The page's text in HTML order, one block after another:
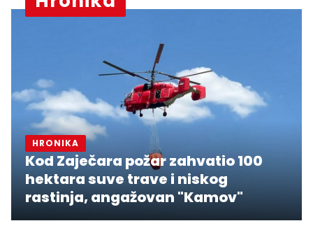
HRONIKA
Kod Zaječara požar zahvatio 100
hektara suve trave i niskog
rastinja, angažovan "Kamov"